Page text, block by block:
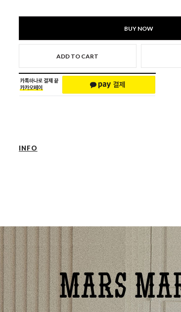
BUY NOW
ADD TO CART
INFO
4. 제품의 배송 지연, 품절일 경우 순차적으로 전화 연락드리며, 부재 시 문자
전송해드립니다.
5. 배송 업체는 우채국택배를 이용하고 있습니다.